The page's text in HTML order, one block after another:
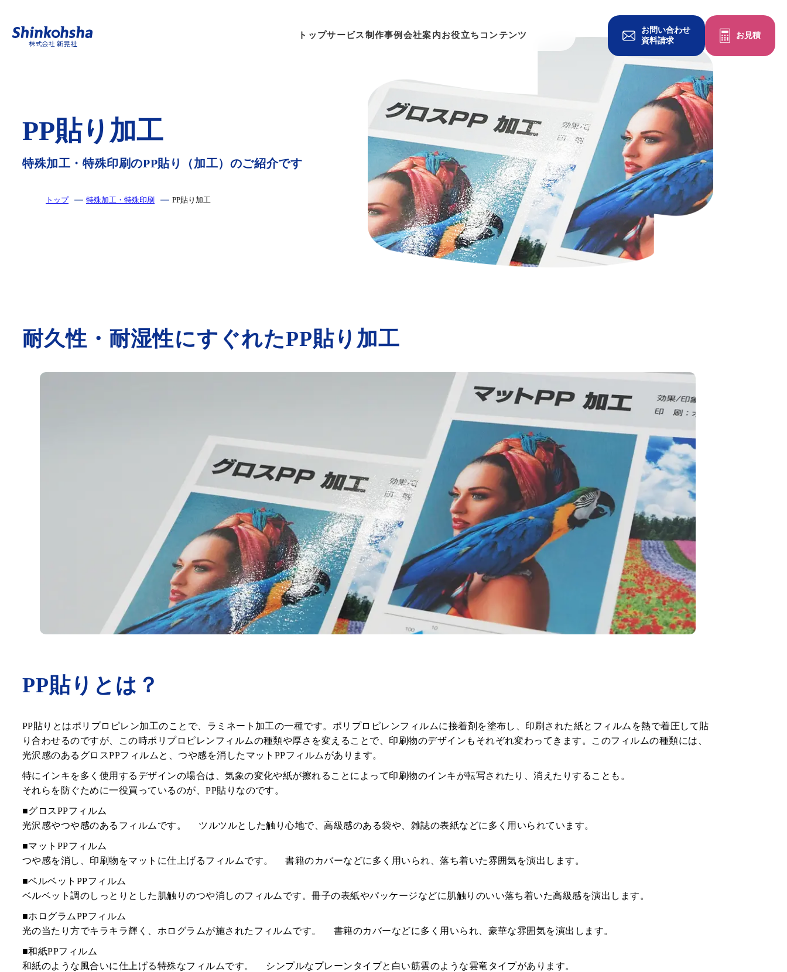
トップサービス
特殊加工・特殊印刷
エンボス・デボス加工
スクラッチ印刷
プレスコート加工
ラミネート加工
製本する
中綴じ製本
ダブルリング製本
グッズを作る
一般印刷物
冊子・パンフレット
チラシ・フライヤー
ポケットフォルダ
クリアファイル
制作事例 会社案内お役立ちコンテンツ
お問い合わせ
資料請求
お見積
PP貼り加工
特殊加工・特殊印刷のPP貼り（加工）のご紹介です
トップ 特殊加工・特殊印刷 PP貼り加工
耐久性・耐湿性にすぐれたPP貼り加工
PP貼りとは？
PP貼りとはポリプロピレン加工のことで、ラミネート加工の一種です。ポリプロピレンフィルムに接着剤を塗布し、印刷された紙とフィルムを熱で着圧して貼
り合わせるのですが、この時ポリプロピレンフィルムの種類や厚さを変えることで、印刷物のデザインもそれぞれ変わってきます。このフィルムの種類には、
光沢感のあるグロスPPフィルムと、つや感を消したマットPPフィルムがあります。
特にインキを多く使用するデザインの場合は、気象の変化や紙が擦れることによって印刷物のインキが転写されたり、消えたりすることも。
それらを防ぐために一役買っているのが、PP貼りなのです。
■グロスPPフィルム
光沢感やつや感のあるフィルムです。 ツルツルとした触り心地で、高級感のある袋や、雑誌の表紙などに多く用いられています。
■マットPPフィルム
つや感を消し、印刷物をマットに仕上げるフィルムです。 書籍のカバーなどに多く用いられ、落ち着いた雰囲気を演出します。
■ベルベットPPフィルム
ベルベット調のしっとりとした肌触りのつや消しのフィルムです。冊子の表紙やパッケージなどに肌触りのいい落ち着いた高級感を演出します。
■ホログラムPPフィルム
光の当たり方でキラキラ輝く、ホログラムが施されたフィルムです。 書籍のカバーなどに多く用いられ、豪華な雰囲気を演出します。
■和紙PPフィルム
和紙のような風合いに仕上げる特殊なフィルムです。 シンプルなプレーンタイプと白い筋雲のような雲竜タイプがあります。